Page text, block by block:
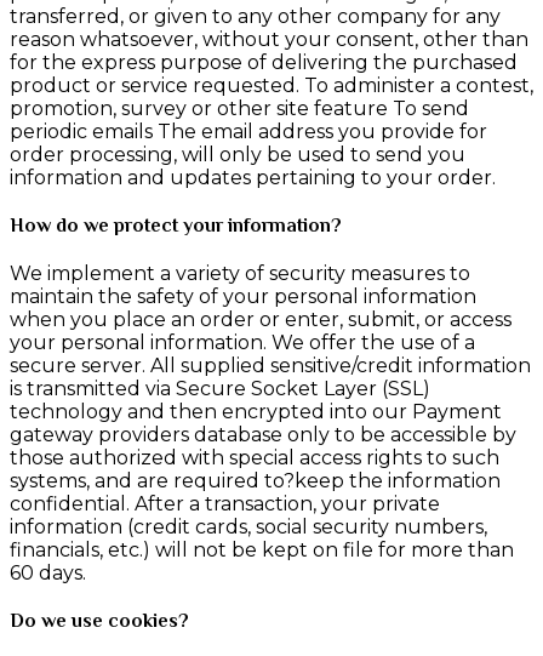
transferred, or given to any other company for any
reason whatsoever, without your consent, other than
for the express purpose of delivering the purchased
product or service requested. To administer a contest,
promotion, survey or other site feature To send
periodic emails The email address you provide for
order processing, will only be used to send you
information and updates pertaining to your order.
How do we protect your information?
We implement a variety of security measures to
maintain the safety of your personal information
when you place an order or enter, submit, or access
your personal information. We offer the use of a
secure server. All supplied sensitive/credit information
is transmitted via Secure Socket Layer (SSL)
technology and then encrypted into our Payment
gateway providers database only to be accessible by
those authorized with special access rights to such
systems, and are required to?keep the information
confidential. After a transaction, your private
information (credit cards, social security numbers,
financials, etc.) will not be kept on file for more than
60 days.
Do we use cookies?